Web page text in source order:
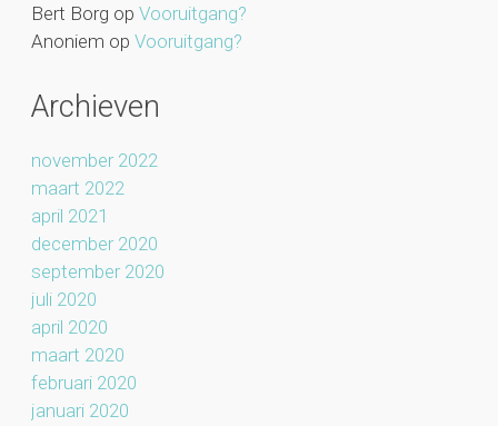
Bert Borg op Vooruitgang?
Anoniem op Vooruitgang?
Archieven
november 2022
maart 2022
april 2021
december 2020
september 2020
juli 2020
april 2020
maart 2020
februari 2020
januari 2020